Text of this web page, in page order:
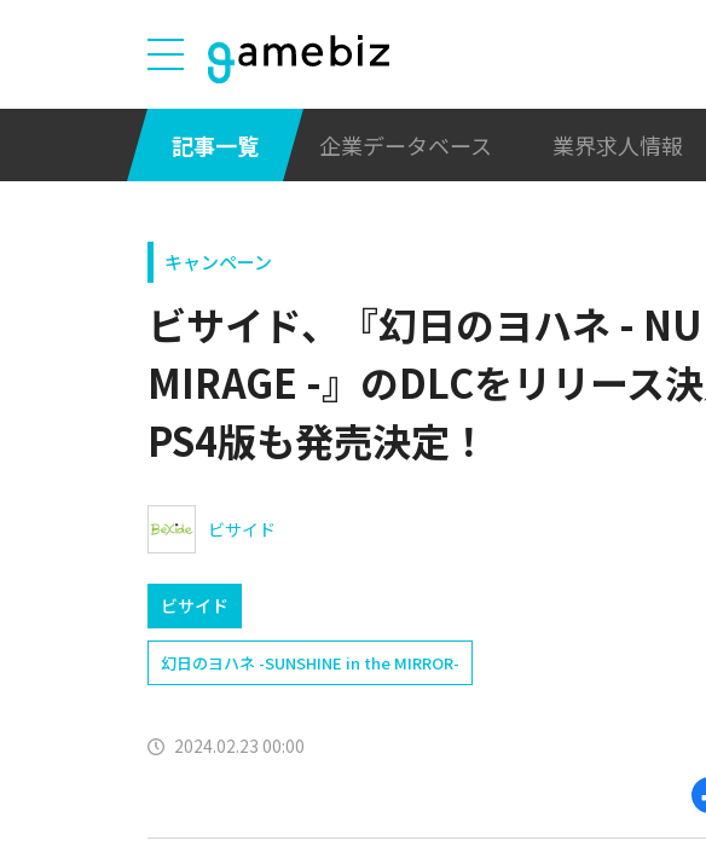
記事一覧 企業データベース 業界求人情報
キャンペーン
ビサイド、『幻日のヨハネ -
MIRAGE -』のDLCをリリース
PS4版も発売決定！
ビサイド
ビサイド
幻日のヨハネ -SUNSHINE in the MIRROR-
2024.02.23 00:00